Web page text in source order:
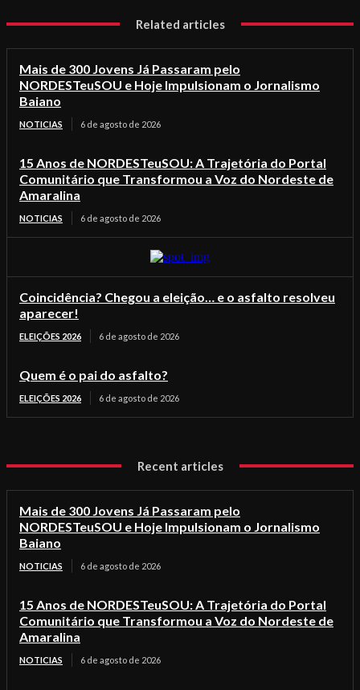
Related articles
Mais de 300 Jovens Já Passaram pelo
NORDESTeuSOU e Hoje Impulsionam o Jornalismo
Baiano
NOTICIAS 6 de agosto de 2026
15 Anos de NORDESTeuSOU: A Trajetória do Portal
Comunitário que Transformou a Voz do Nordeste de
Amaralina
NOTICIAS 6 de agosto de 2026
Coincidência? Chegou a eleição… e o asfalto resolveu
aparecer!
ELEIÇÕES 2026 6 de agosto de 2026
Quem é o pai do asfalto?
ELEIÇÕES 2026 6 de agosto de 2026
Recent articles
Mais de 300 Jovens Já Passaram pelo
NORDESTeuSOU e Hoje Impulsionam o Jornalismo
Baiano
NOTICIAS 6 de agosto de 2026
15 Anos de NORDESTeuSOU: A Trajetória do Portal
Comunitário que Transformou a Voz do Nordeste de
Amaralina
NOTICIAS 6 de agosto de 2026